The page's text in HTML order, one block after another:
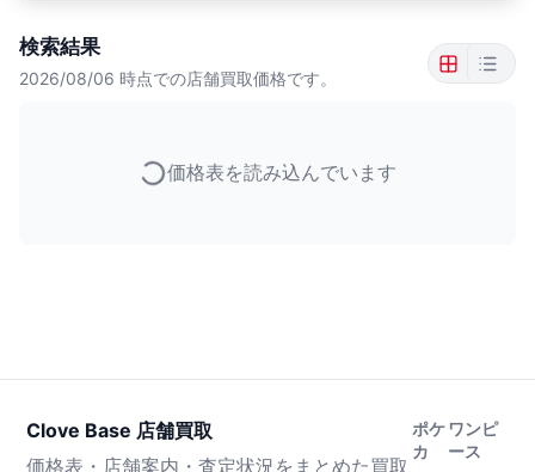
検索結果
2026/08/06 時点での店舗買取価格です。
価格表を読み込んでいます
Clove Base 店舗買取
価格表・店舗案内・査定状況をまとめた買取
ポケ
カ
ワンピ
ース